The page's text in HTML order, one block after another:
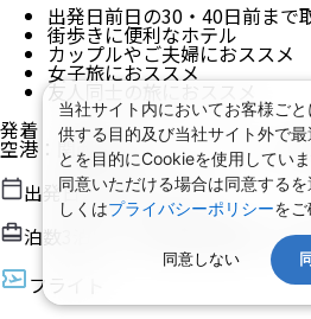
出発日前日の30・40日前まで
街歩きに便利なホテル
カップルやご夫婦におススメ
女子旅におススメ
友人同士の旅におススメ
発着
空港 ： 関西空港/タンソンニャット
出発日2026/8/14（金）
泊数
3日
フライト
当社サイト内においてお客様ご
供する目的及び当社サイト外で
とを目的にCookieを使用してい
同意いただける場合は同意する
しくはプライバシーポリシーをご
同意しない